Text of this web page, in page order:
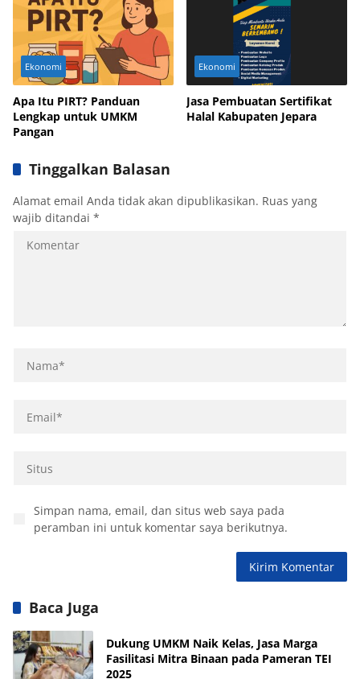
Ekonomi
Apa Itu PIRT? Panduan
Lengkap untuk UMKM
Pangan
Ekonomi
Jasa Pembuatan Sertifikat
Halal Kabupaten Jepara
Tinggalkan Balasan
Alamat email Anda tidak akan dipublikasikan. Ruas yang
wajib ditandai *
Simpan nama, email, dan situs web saya pada
peramban ini untuk komentar saya berikutnya.
Baca Juga
Dukung UMKM Naik Kelas, Jasa Marga
Fasilitasi Mitra Binaan pada Pameran TEI
2025